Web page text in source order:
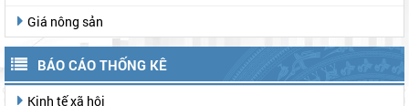
Giá nông sản
BÁO CÁO THỐNG KÊ
Kinh tế xã hội